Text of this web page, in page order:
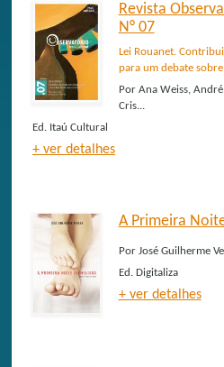
Revista
N° 07
Lei Rouanet.
para um debate
PorAna Weiss, André
Cris...
Ed. Itaú Cultural
+ ver detalhes
A Primeira
PorJosé Guilherme
Ed.Digitaliza
+ ver detalhes